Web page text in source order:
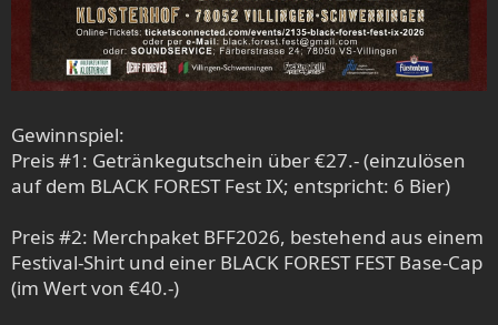
Gewinnspiel:
Preis #1: Getränkegutschein über €27.- (einzulösen
auf dem BLACK FOREST Fest IX; entspricht: 6 Bier)
Preis #2: Merchpaket BFF2026, bestehend aus einem
Festival-Shirt und einer BLACK FOREST FEST Base-Cap
(im Wert von €40.-)